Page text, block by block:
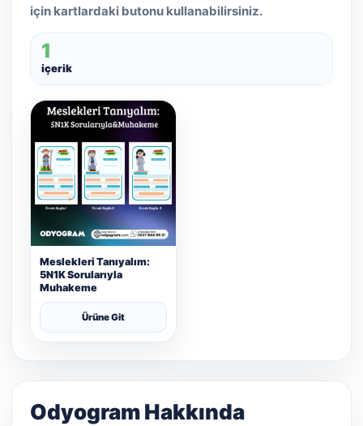
için kartlardaki butonu kullanabilirsiniz.
1
içerik
Meslekleri Tanıyalım:
5N1K Sorularıyla
Muhakeme
Ürüne Git
Odyogram Hakkında